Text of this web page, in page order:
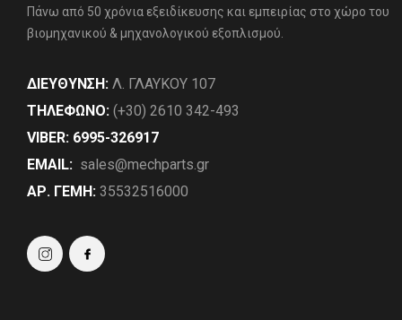
Πάνω από 50 χρόνια εξειδίκευσης και εμπειρίας στο χώρο του
βιομηχανικού & μηχανολογικού εξοπλισμού.
ΔΙΕΎΘΥΝΣΗ: Λ. ΓΛΑΥΚΟΥ 107
ΤΗΛΈΦΩΝΟ: (+30) 2610 342-493
VIBER: 6995-326917
EMAIL: sales@mechparts.gr
ΑΡ. ΓΕΜΗ: 35532516000